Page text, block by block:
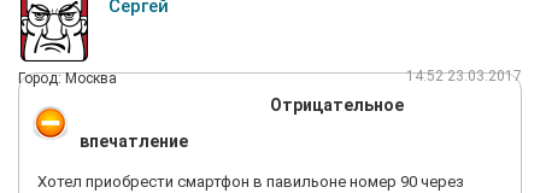
Сергей
Город: Москва 14:52 23.03.2017
Отрицательное
впечатление
Хотел приобрести смартфон в павильоне номер 90 через